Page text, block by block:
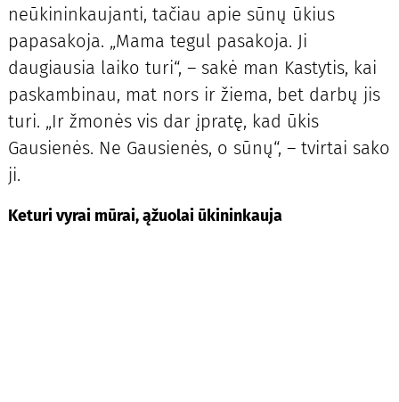
neūkininkaujanti, tačiau apie sūnų ūkius
papasakoja. „Mama tegul pasakoja. Ji
daugiausia laiko turi“, – sakė man Kastytis, kai
paskambinau, mat nors ir žiema, bet darbų jis
turi. „Ir žmonės vis dar įpratę, kad ūkis
Gausienės. Ne Gausienės, o sūnų“, – tvirtai sako
ji.
Keturi vyrai mūrai, ąžuolai ūkininkauja